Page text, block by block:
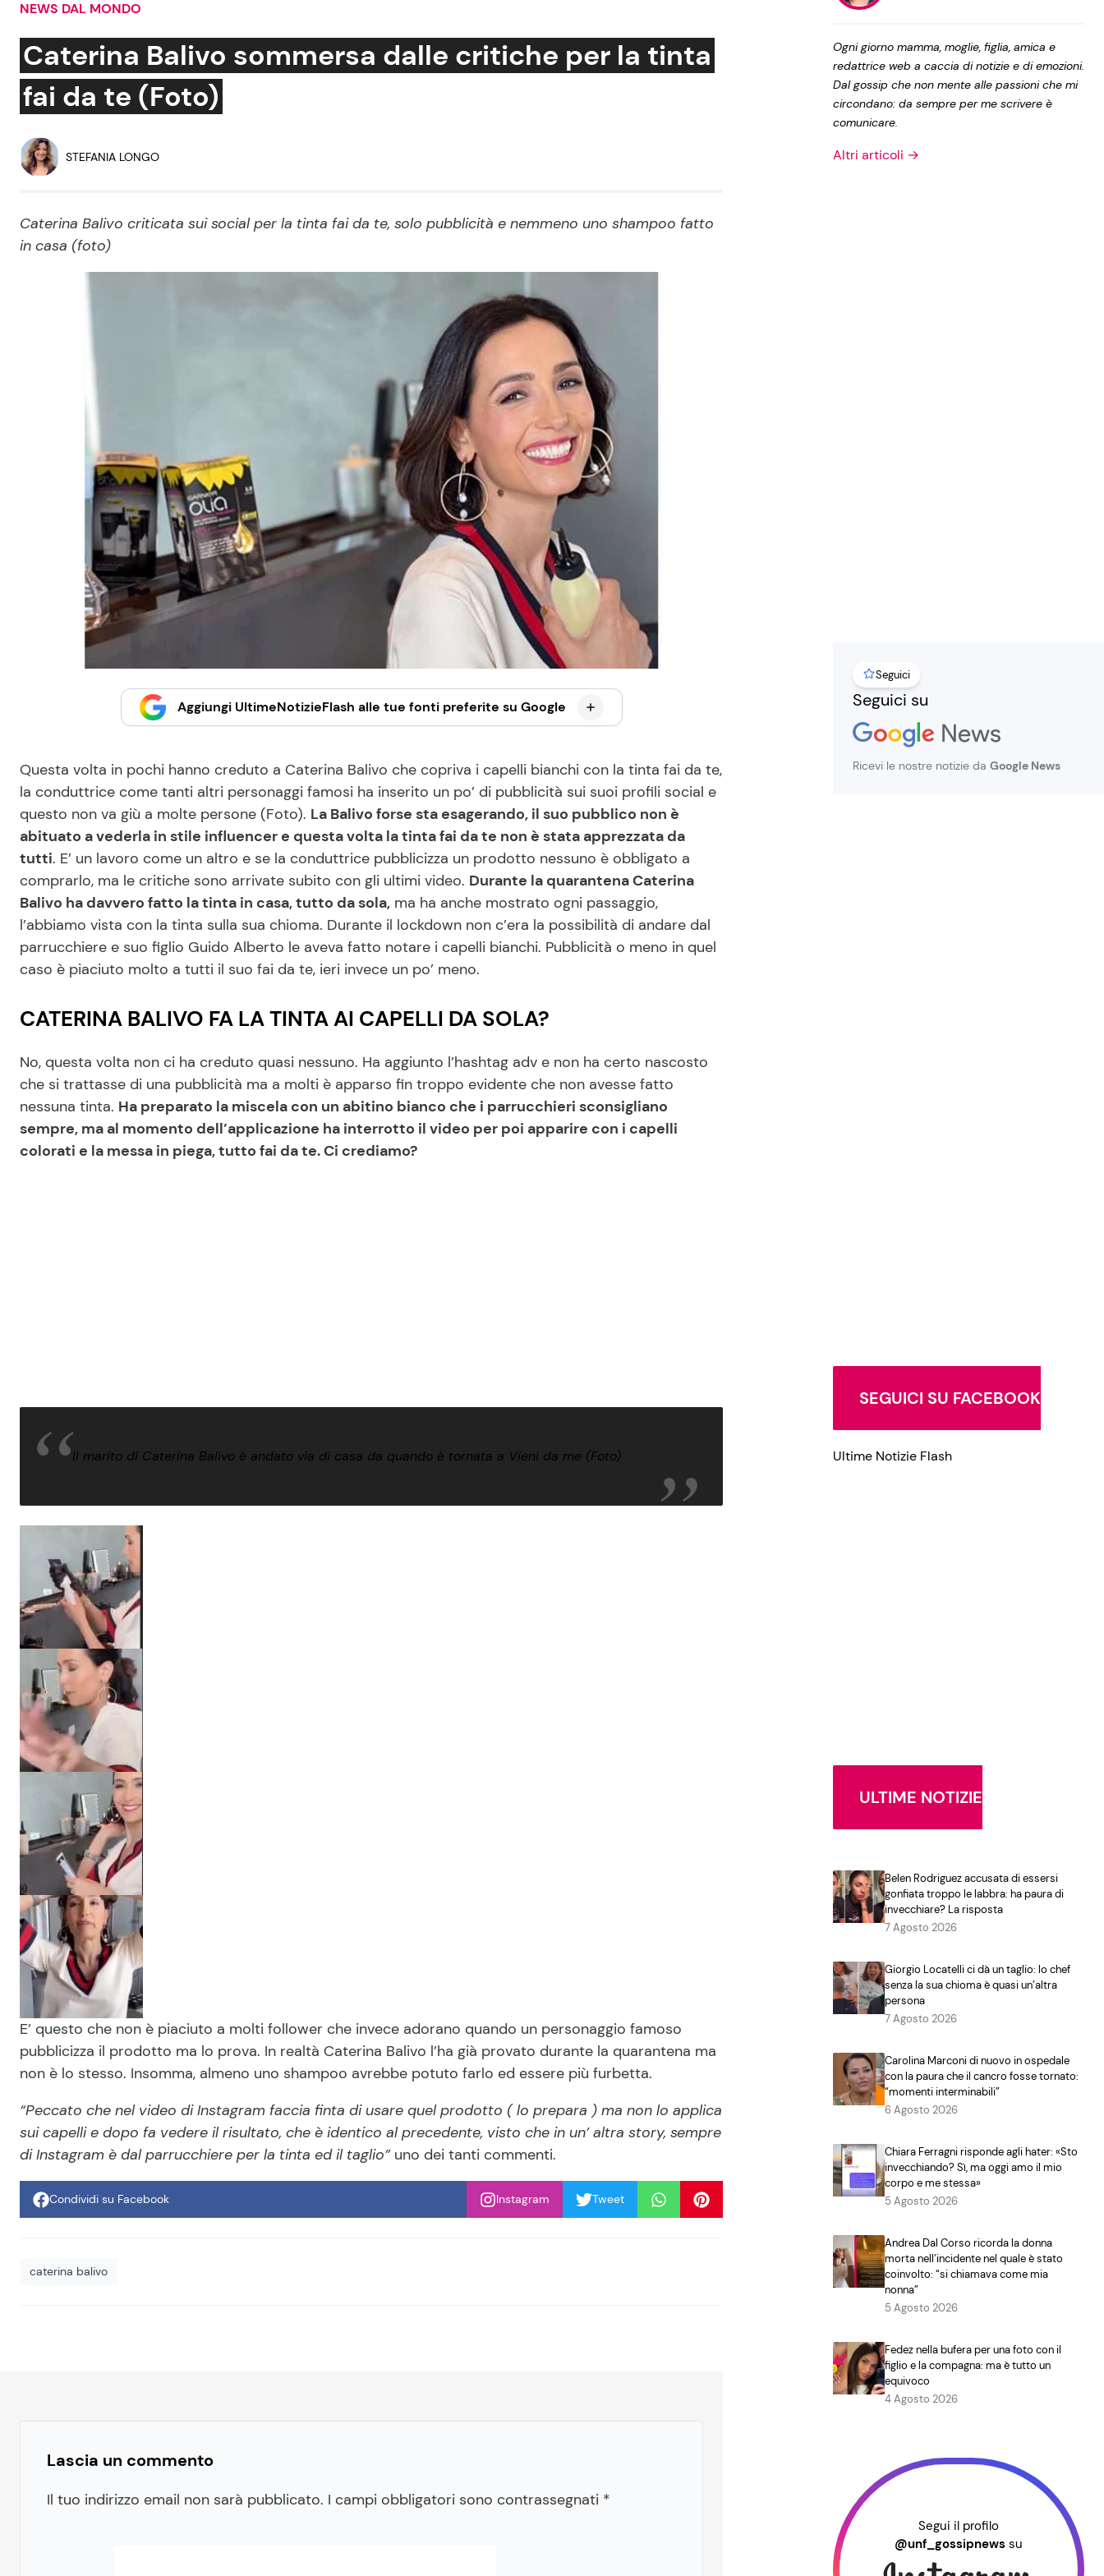
Social News
News dal mondo
Mondo Mamma
Salute Ricette Facili e Veloci
Ricette Feste
Ricette per Bambini
Privacy Policy
NEWS DAL MONDO
Caterina Balivo sommersa dalle critiche per la tinta
fai da te (Foto)
STEFANIA LONGO
Caterina Balivo criticata sui social per la tinta fai da te, solo pubblicità e nemmeno uno shampoo fatto
in casa (foto)
Aggiungi UltimeNotizieFlash alle tue fonti preferite su Google
Questa volta in pochi hanno creduto a Caterina Balivo che copriva i capelli bianchi con la tinta fai da te,
la conduttrice come tanti altri personaggi famosi ha inserito un po’ di pubblicità sui suoi profili social e
questo non va giù a molte persone (Foto). La Balivo forse sta esagerando, il suo pubblico non è
abituato a vederla in stile influencer e questa volta la tinta fai da te non è stata apprezzata da
tutti. E’ un lavoro come un altro e se la conduttrice pubblicizza un prodotto nessuno è obbligato a
comprarlo, ma le critiche sono arrivate subito con gli ultimi video. Durante la quarantena Caterina
Balivo ha davvero fatto la tinta in casa, tutto da sola, ma ha anche mostrato ogni passaggio,
l’abbiamo vista con la tinta sulla sua chioma. Durante il lockdown non c’era la possibilità di andare dal
parrucchiere e suo figlio Guido Alberto le aveva fatto notare i capelli bianchi. Pubblicità o meno in quel
caso è piaciuto molto a tutti il suo fai da te, ieri invece un po’ meno.
CATERINA BALIVO FA LA TINTA AI CAPELLI DA SOLA?
No, questa volta non ci ha creduto quasi nessuno. Ha aggiunto l’hashtag adv e non ha certo nascosto
che si trattasse di una pubblicità ma a molti è apparso fin troppo evidente che non avesse fatto
nessuna tinta. Ha preparato la miscela con un abitino bianco che i parrucchieri sconsigliano
sempre, ma al momento dell’applicazione ha interrotto il video per poi apparire con i capelli
colorati e la messa in piega, tutto fai da te. Ci crediamo?
Il marito di Caterina Balivo è andato via di casa da quando è tornata a Vieni da me (Foto)
E’ questo che non è piaciuto a molti follower che invece adorano quando un personaggio famoso
pubblicizza il prodotto ma lo prova. In realtà Caterina Balivo l’ha già provato durante la quarantena ma
non è lo stesso. Insomma, almeno uno shampoo avrebbe potuto farlo ed essere più furbetta.
“Peccato che nel video di Instagram faccia finta di usare quel prodotto ( lo prepara ) ma non lo applica
sui capelli e dopo fa vedere il risultato, che è identico al precedente, visto che in un’ altra story, sempre
di Instagram è dal parrucchiere per la tinta ed il taglio”uno dei tanti commenti.
Condividi su Facebook Instagram Tweet
caterina balivo
Lascia un commento
Il tuo indirizzo email non sarà pubblicato. I campi obbligatori sono contrassegnati *
Ogni giorno mamma, moglie, figlia, amica e
redattrice web a caccia di notizie e di emozioni.
Dal gossip che non mente alle passioni che mi
circondano: da sempre per me scrivere è
comunicare.
Altri articoli →
Seguici
Seguici su
Ricevi le nostre notizie da Google News
SEGUICI SU FACEBOOK
Ultime Notizie Flash
ULTIME NOTIZIE
Belen Rodriguez accusata di essersi
gonfiata troppo le labbra: ha paura di
invecchiare? La risposta
7 Agosto 2026
Giorgio Locatelli ci dà un taglio: lo chef
senza la sua chioma è quasi un’altra
persona
7 Agosto 2026
Carolina Marconi di nuovo in ospedale
con la paura che il cancro fosse tornato:
“momenti interminabili”
6 Agosto 2026
Chiara Ferragni risponde agli hater: «Sto
invecchiando? Sì, ma oggi amo il mio
corpo e me stessa»
5 Agosto 2026
Andrea Dal Corso ricorda la donna
morta nell’incidente nel quale è stato
coinvolto: “si chiamava come mia
nonna”
5 Agosto 2026
Fedez nella bufera per una foto con il
figlio e la compagna: ma è tutto un
equivoco
4 Agosto 2026
Segui il profilo
@unf_gossipnews su